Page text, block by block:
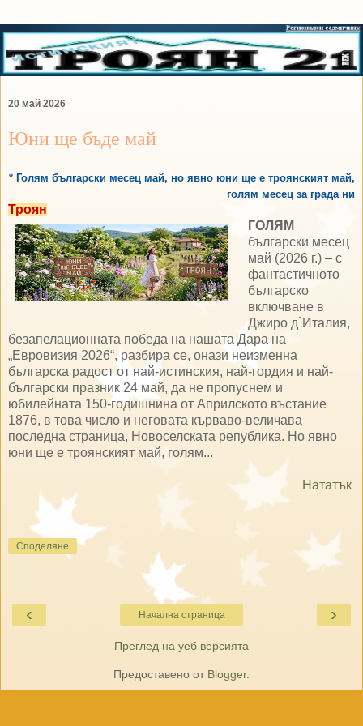
20 май 2026
Юни ще бъде май
* Голям български месец май, но явно юни ще е троянският май,
голям месец за града ни
Троян
ГОЛЯМ
български месец
май (2026 г.) – с
фантастичното
българско
включване в
Джиро д`Италия,
безапелационната победа на нашата Дара на
„Евровизия 2026“, разбира се, онази неизменна
българска радост от най-истинския, най-гордия и най-
български празник 24 май, да не пропуснем и
юбилейната 150-годишнина от Априлското въстание
1876, в това число и неговата кърваво-величава
последна страница, Новоселската република. Но явно
юни ще е троянският май, голям...
Нататък
Споделяне
‹ ›
Начална страница
Преглед на уеб версията
Предоставено от Blogger.